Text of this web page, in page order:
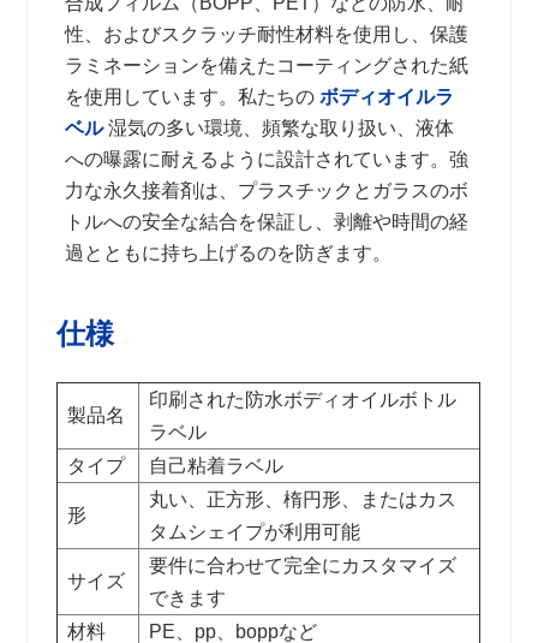
性、およびスクラッチ耐性材料を使用し、保護
ラミネーションを備えたコーティングされた紙
を使用しています。私たちのボディオイルラ
ベル湿気の多い環境、頻繁な取り扱い、液体
への曝露に耐えるように設計されています。強
力な永久接着剤は、プラスチックとガラスのボ
トルへの安全な結合を保証し、剥離や時間の経
過とともに持ち上げるのを防ぎます。
仕様
製品名
印刷された防水ボディオイルボトル
ラベル
タイプ
自己粘着ラベル
形
丸い、正方形、楕円形、またはカス
タムシェイプが利用可能
サイズ
要件に合わせて完全にカスタマイズ
できます
材料
PE、pp、boppなど